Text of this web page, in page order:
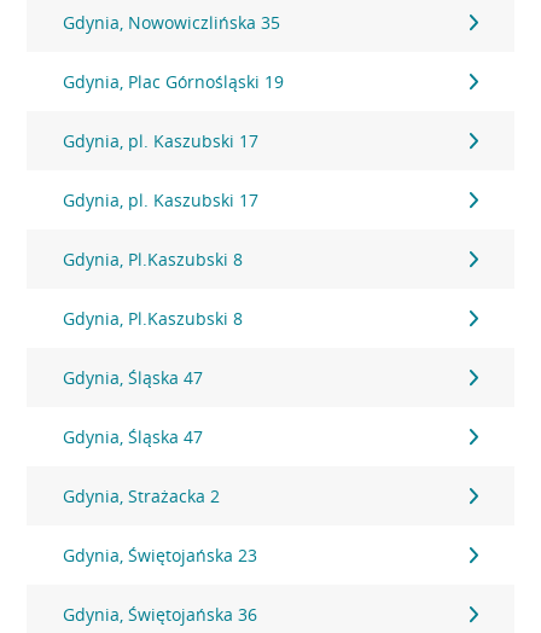
Gdynia, Nowowiczlińska 35
Gdynia, Plac Górnośląski 19
Gdynia, pl. Kaszubski 17
Gdynia, pl. Kaszubski 17
Gdynia, Pl.Kaszubski 8
Gdynia, Pl.Kaszubski 8
Gdynia, Śląska 47
Gdynia, Śląska 47
Gdynia, Strażacka 2
Gdynia, Świętojańska 23
Gdynia, Świętojańska 36